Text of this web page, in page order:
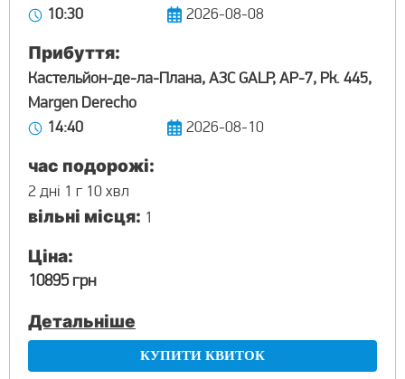
10:30
2026-08-08
Прибуття:
Кастельйон-де-ла-Плана, АЗС GALP, AP-7, Pk. 445,
Margen Derecho
14:40
2026-08-10
час подорожі:
2 дні 1 г 10 хвл
вільні місця: 1
Ціна:
10895 грн
Детальніше
КУПИТИ КВИТОК